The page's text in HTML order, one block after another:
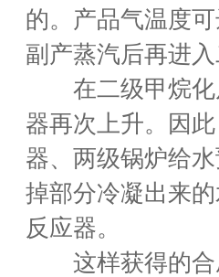
的。产品气温度
副产蒸汽后再进
在二级甲烷化
器再次上升。因
器、两级锅炉给
掉部分冷凝出来
反应器。
这样获得的合